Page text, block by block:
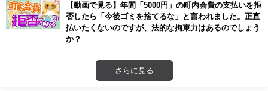
【動画で見る】年間「5000円」の町内会費の支払いを拒
否したら「今後ゴミを捨てるな」と言われました。正直
払いたくないのですが、法的な拘束力はあるのでしょう
か？
さらに見る